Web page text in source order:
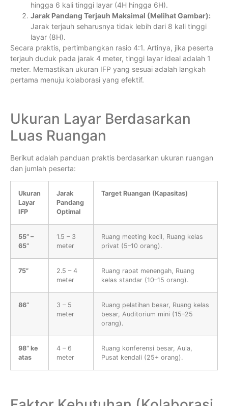
hingga 6 kali tinggi layar (4H hingga 6H).
Jarak Pandang Terjauh Maksimal (Melihat Gambar):
Jarak terjauh seharusnya tidak lebih dari 8 kali tinggi
layar (8H).
Secara praktis, pertimbangkan rasio 4:1. Artinya, jika peserta
terjauh duduk pada jarak 4 meter, tinggi layar ideal adalah 1
meter. Memastikan ukuran IFP yang sesuai adalah langkah
pertama menuju kolaborasi yang efektif.
Ukuran Layar Berdasarkan
Luas Ruangan
Berikut adalah panduan praktis berdasarkan ukuran ruangan
dan jumlah peserta:
Ukuran
Layar
IFP
Jarak
Pandang
Optimal
Target Ruangan (Kapasitas)
55” –
65”
1.5 – 3
meter
Ruang meeting kecil, Ruang kelas
privat (5–10 orang).
75”
2.5 – 4
meter
Ruang rapat menengah, Ruang
kelas standar (10–15 orang).
86”
3 – 5
meter
Ruang pelatihan besar, Ruang kelas
besar, Auditorium mini (15–25
orang).
98” ke
atas
4 – 6
meter
Ruang konferensi besar, Aula,
Pusat kendali (25+ orang).